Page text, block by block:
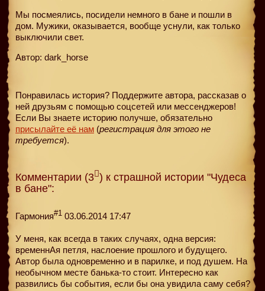
Мы посмеялись, посидели немного в бане и пошли в
дом. Мужики, оказывается, вообще уснули, как только
выключили свет.
Автор: dark_horse
Понравилась история? Поддержите автора, рассказав о
ней друзьям с помощью соцсетей или мессенджеров!
Если Вы знаете историю получше, обязательно
присылайте её нам (регистрация для этого не
требуется).
Комментарии (3 ) к страшной истории "Чудеса
в бане":
Гармония#1 03.06.2014 17:47
У меня, как всегда в таких случаях, одна версия:
временнАя петля, наслоение прошлого и будущего.
Автор была одновременно и в парилке, и под душем. На
необычном месте банька-то стоит. Интересно как
развились бы события, если бы она увидила саму себя?